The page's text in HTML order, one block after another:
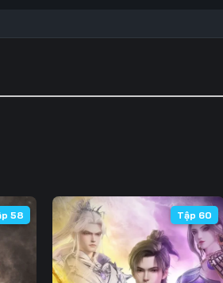
Tập 102 Tập 103
Tập 109 Tập 110
Tập 116 Tập 117
58 Tập 60